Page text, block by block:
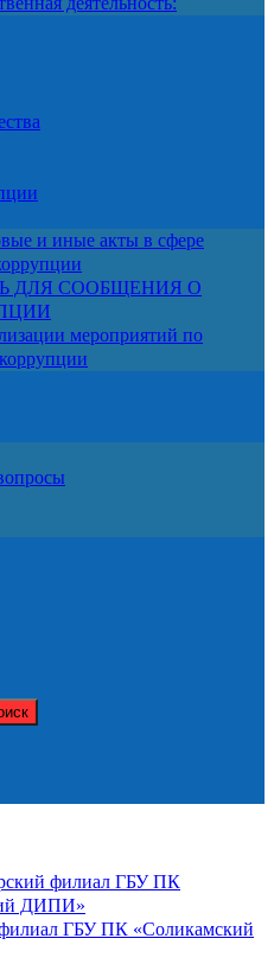
и иные акты в сфере
ДЛЯ СООБЩЕНИЯ О
мероприятий по
филиал ГБУ ПК
ДИПИ»
ГБУ ПК «Соликамский